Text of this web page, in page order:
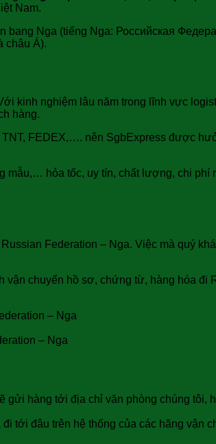
Nam.
bang Nga (tiếng Nga: Российская
châu Á).
kinh nghiệm lâu năm trong lĩnh vực
hàng.
TNT, FEDEX,…. nên SgbExpress được
hỏa tốc, uy tín, chất lượng, chi phí
Federation – Nga. Việc mà quý
chuyển hồ sơ, chứng từ, hàng hóa
– Nga
– Nga
hàng tới địa chỉ văn phòng chúng tôi,
tới đâu trên hệ thống của các hãng vận